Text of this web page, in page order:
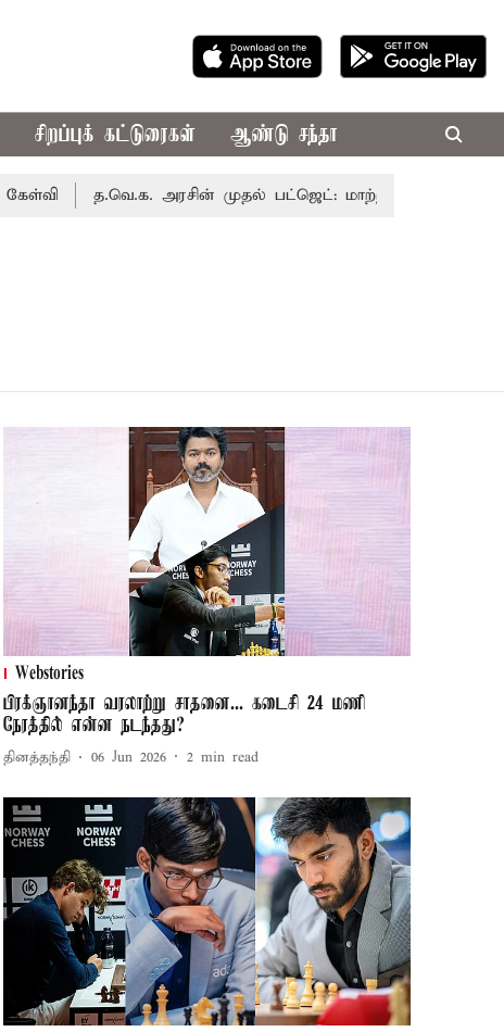
சிறப்புக் கட்டுரைகள் ஆண்டு சந்தா
த.வெ.க. அரசின் முதல் பட்ஜெட்: மாற்றமா?, தடுமாற்றமா?
Webstories
பிரக்ஞானந்தா வரலாற்று சாதனை... கடைசி 24 மணி
நேரத்தில் என்ன நடந்தது?
தினத்தந்தி 06 Jun 2026 2 min read